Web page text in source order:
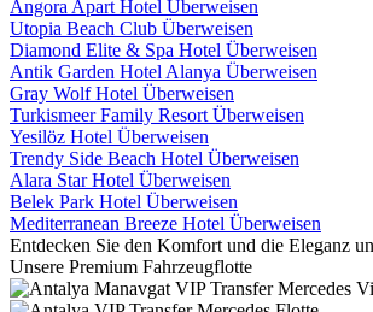
Angora Apart Hotel Überweisen
Utopia Beach Club Überweisen
Diamond Elite & Spa Hotel Überweisen
Antik Garden Hotel Alanya Überweisen
Gray Wolf Hotel Überweisen
Turkismeer Family Resort Überweisen
Yesilöz Hotel Überweisen
Trendy Side Beach Hotel Überweisen
Alara Star Hotel Überweisen
Belek Park Hotel Überweisen
Mediterranean Breeze Hotel Überweisen
Entdecken Sie den Komfort und die Eleganz
Unsere Premium Fahrzeugflotte